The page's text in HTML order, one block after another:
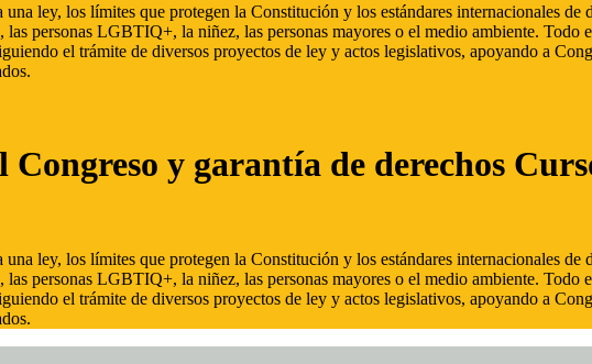
ley, los límites que protegen la Constitución y los estándares internacionales
personas LGBTIQ+, la niñez, las personas mayores o el medio ambiente. Todo
el trámite de diversos proyectos de ley y actos legislativos, apoyando a
y garantía de derechos
ley, los límites que protegen la Constitución y los estándares internacionales
personas LGBTIQ+, la niñez, las personas mayores o el medio ambiente. Todo
el trámite de diversos proyectos de ley y actos legislativos, apoyando a